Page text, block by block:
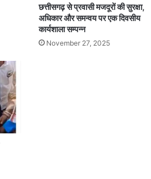
मि
छत्तीसगढ़ से प्रवासी मजदूरों की सुरक्षा,
अधिकार और समन्वय पर एक दिवसीय
कार्यशाला सम्पन्न
November 27, 2025